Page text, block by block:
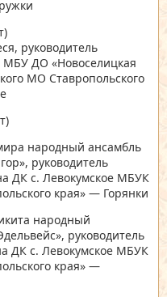
руководитель
МБУ ДО «Новоселицкая
МО Ставропольского
народный ансамбль
руководитель
ДК с. Левокумское МБУК
края» — Горянки
народный
руководитель
ДК с. Левокумское МБУК
края» —